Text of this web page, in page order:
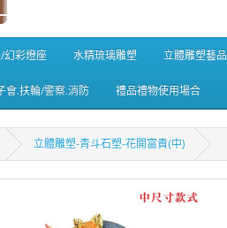
幻彩燈座 水精琉璃雕塑 立體雕塑藝品
會.扶輪/警察.消防 禮品禮物使用場合
立體雕塑-青斗石塑-花開富貴(中)